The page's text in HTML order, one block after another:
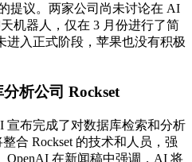
提议。两家公司尚未讨论在 AI
机器人，仅在 3 月份进行了简
进入正式阶段，苹果也没有积极
析公司 Rockset
宣布完成了对数据库检索和分析
合 Rockset 的技术和人员，强
OpenAI 在新闻稿中强调，AI 将